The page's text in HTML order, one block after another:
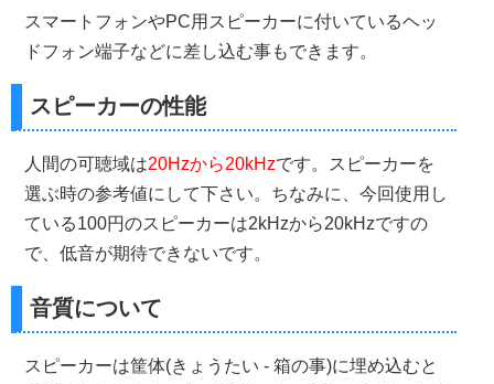
スマートフォンやPC用スピーカーに付いているヘッ
ドフォン端子などに差し込む事もできます。
スピーカーの性能
人間の可聴域は20Hzから20kHzです。スピーカーを
選ぶ時の参考値にして下さい。ちなみに、今回使用し
ている100円のスピーカーは2kHzから20kHzですの
で、低音が期待できないです。
音質について
スピーカーは筐体(きょうたい - 箱の事)に埋め込むと